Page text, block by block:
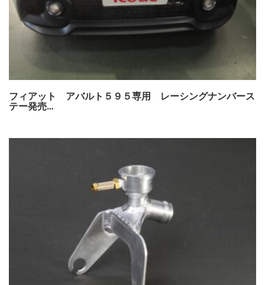
フィアット アバルト５９５専用 レーシングナンバース
テー発売…